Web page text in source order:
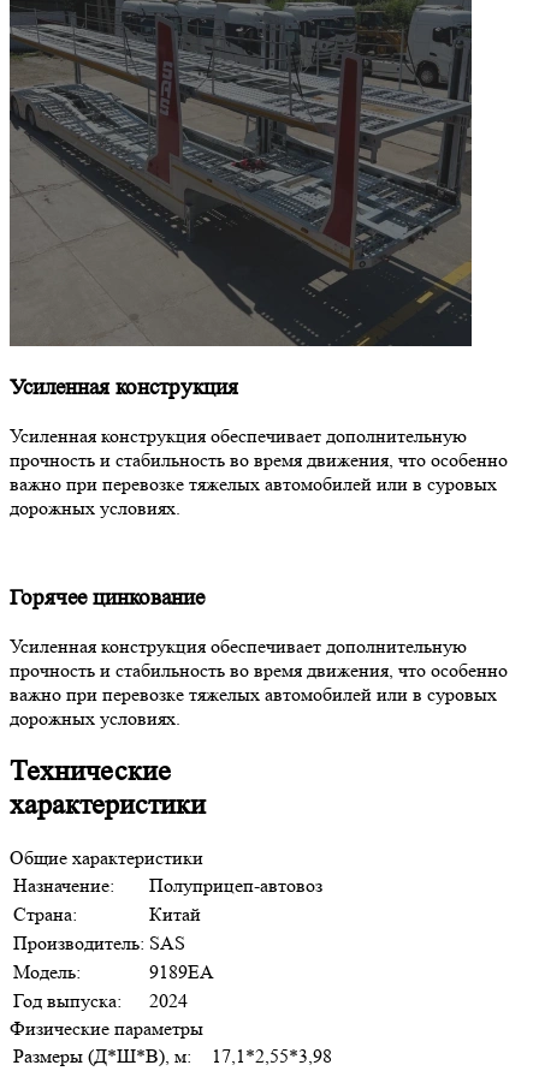
Усиленная конструкция
Усиленная конструкция обеспечивает дополнительную
прочность и стабильность во время движения, что особенно
важно при перевозке тяжелых автомобилей или в суровых
дорожных условиях.
Горячее цинкование
Усиленная конструкция обеспечивает дополнительную
прочность и стабильность во время движения, что особенно
важно при перевозке тяжелых автомобилей или в суровых
дорожных условиях.
Технические
характеристики
Общие характеристики
Назначение:
Полуприцеп-автовоз
Страна:
Китай
Производитель: SAS
Модель:
9189EA
Год выпуска:
2024
Физические параметры
Размеры (Д*Ш*В), м:
17,1*2,55*3,98